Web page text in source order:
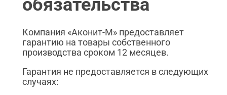
обязательства
Компания «Аконит-М» предоставляет
гарантию на товары собственного
производства сроком 12 месяцев.
Гарантия не предоставляется в следующих
случаях: